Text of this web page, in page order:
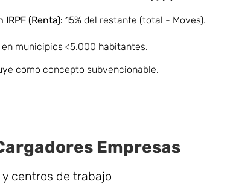
IRPF (Renta): 15% del restante (total - Moves).
en municipios <5.000 habitantes.
como concepto subvencionable.
Empresas
centros de trabajo